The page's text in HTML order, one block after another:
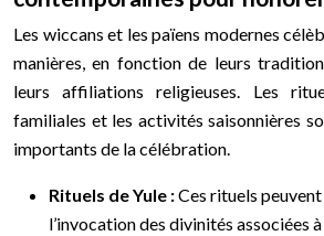
Les wiccans et les païens modernes
manières, en fonction de leurs
leurs affiliations religieuses. Les
familiales et les activités saisonnières
importants de la célébration.
Rituels de Yule :Ces rituels
l’invocation des divinités associées